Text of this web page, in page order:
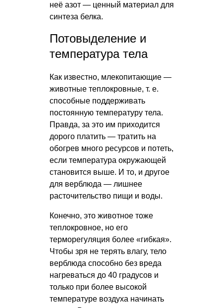
неё азот — ценный материал для
синтеза белка.
Потовыделение и
температура тела
Как известно, млекопитающие —
животные теплокровные, т. е.
способные поддерживать
постоянную температуру тела.
Правда, за это им приходится
дорого платить — тратить на
обогрев много ресурсов и потеть,
если температура окружающей
становится выше. И то, и другое
для верблюда — лишнее
расточительство пищи и воды.
Конечно, это животное тоже
теплокровное, но его
терморегуляция более «гибкая».
Чтобы зря не терять влагу, тело
верблюда способно без вреда
нагреваться до 40 градусов и
только при более высокой
температуре воздуха начинать